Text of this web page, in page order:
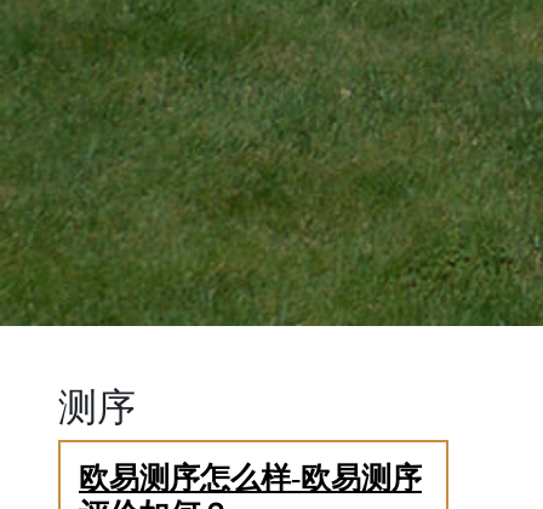
测序
欧易测序怎么样-欧易测序